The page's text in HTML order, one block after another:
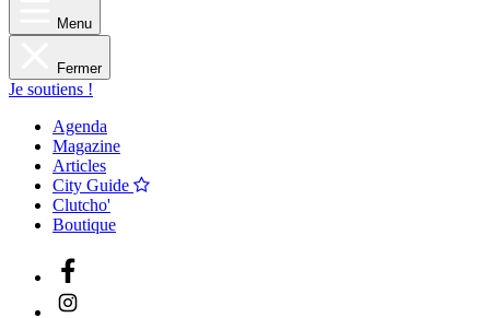
Menu
Fermer
Je soutiens !
Agenda
Magazine
Articles
City Guide
Clutcho'
Boutique